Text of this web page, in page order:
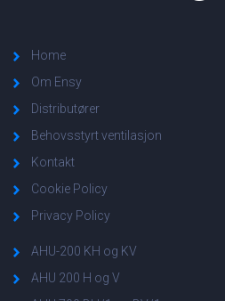
Home
Om Ensy
Distributører
Behovsstyrt ventilasjon
Kontakt
Cookie Policy
Privacy Policy
AHU-200 KH og KV
AHU 200 H og V